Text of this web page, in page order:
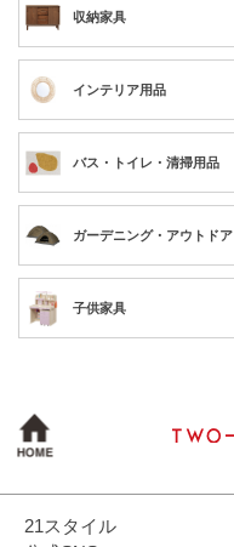
収納家具
インテリア用品
バス・トイレ・清掃用品
ガーデニング・アウトドア
子供家具
21スタイル